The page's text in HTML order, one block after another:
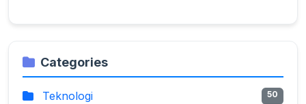
Categories
Teknologi 50